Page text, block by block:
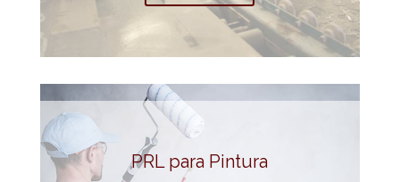
PRL para Pintura